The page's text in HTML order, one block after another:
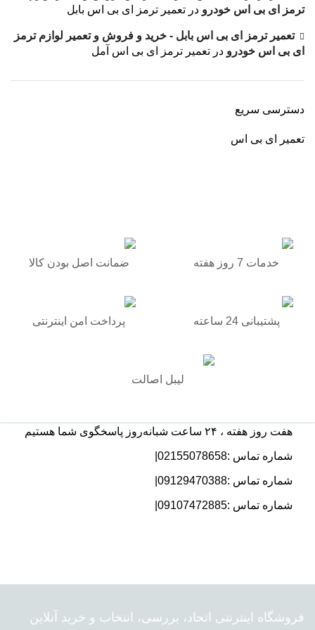
ترمز ای بی اس خودرو در تعمیر ترمز ای بی اس بابل
تعمیر ترمز ای بی اس بابل - خرید و فروش و تعمیر لوازم ترمز
ای بی اس خودرو در تعمیر ترمز ای بی اس آمل
دسترسی سریع
تعمیر ای بی اس
ضمانت اصل بودن کالا خدمات 7 روز هفته
پرداخت امن اینترنتی پشتیبانی 24 ساعته
لیبل اصالت
هفت روز هفته ، ۲۴ ساعت شبانه‌روز پاسخگوی شما هستیم
شماره تماس :02155078658|
شماره تماس :09129470388|
شماره تماس :09107472885|
فروشگاه اینترنتی اتحاد، بررسی، انتخاب و خرید آنلاین